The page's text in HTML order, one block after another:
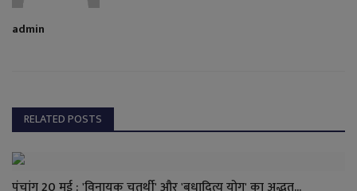
admin
RELATED POSTS